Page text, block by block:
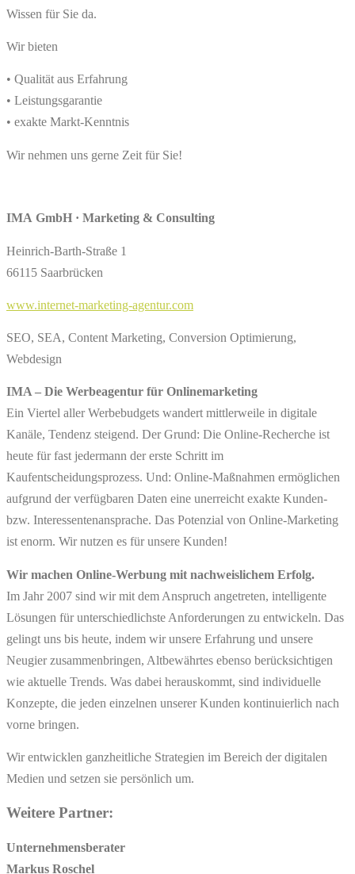
Wissen für Sie da.
Wir bieten
• Qualität aus Erfahrung
• Leistungsgarantie
• exakte Markt-Kenntnis
Wir nehmen uns gerne Zeit für Sie!
IMA GmbH · Marketing & Consulting
Heinrich-Barth-Straße 1
66115 Saarbrücken
www.internet-marketing-agentur.com
SEO, SEA, Content Marketing, Conversion Optimierung,
Webdesign
IMA – Die Werbeagentur für Onlinemarketing
Ein Viertel aller Werbebudgets wandert mittlerweile in digitale
Kanäle, Tendenz steigend. Der Grund: Die Online-Recherche ist
heute für fast jedermann der erste Schritt im
Kaufentscheidungsprozess. Und: Online-Maßnahmen ermöglichen
aufgrund der verfügbaren Daten eine unerreicht exakte Kunden-
bzw. Interessentenansprache. Das Potenzial von Online-Marketing
ist enorm. Wir nutzen es für unsere Kunden!
Wir machen Online-Werbung mit nachweislichem Erfolg.
Im Jahr 2007 sind wir mit dem Anspruch angetreten, intelligente
Lösungen für unterschiedlichste Anforderungen zu entwickeln. Das
gelingt uns bis heute, indem wir unsere Erfahrung und unsere
Neugier zusammenbringen, Altbewährtes ebenso berücksichtigen
wie aktuelle Trends. Was dabei herauskommt, sind individuelle
Konzepte, die jeden einzelnen unserer Kunden kontinuierlich nach
vorne bringen.
Wir entwicklen ganzheitliche Strategien im Bereich der digitalen
Medien und setzen sie persönlich um.
Weitere Partner:
Unternehmensberater
Markus Roschel